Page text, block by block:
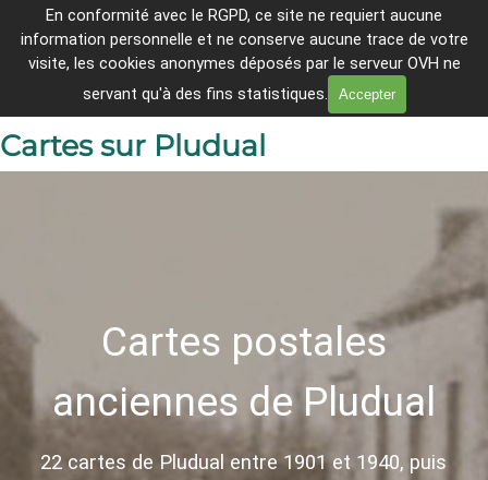
En conformité avec le RGPD, ce site ne requiert aucune
information personnelle et ne conserve aucune trace de votre
visite, les cookies anonymes déposés par le serveur OVH ne
servant qu'à des fins statistiques.
Accepter
Aller au contenu
Breheg ha Lanleñv er c'hantvedoù
tremenet
Sauter le menu
En direct
Cartes sur Pludual
Cartes postales
anciennes de Pludual
22 cartes de Pludual entre 1901 et 1940, puis